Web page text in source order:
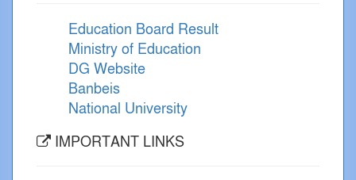
Education Board Result
Ministry of Education
DG Website
Banbeis
National University
IMPORTANT LINKS